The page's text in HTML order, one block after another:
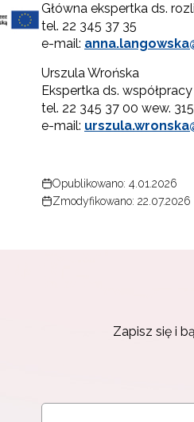
Główna ekspertka ds.
tel. 22 345 37 35
e-mail:
Urszula Wrońska
Ekspertka ds.
tel. 22 345 37 00 wew. 315
e-mail:
Opublikowano: 4.01.2026
Zmodyfikowano: 22.07.2026
Zapisz się i